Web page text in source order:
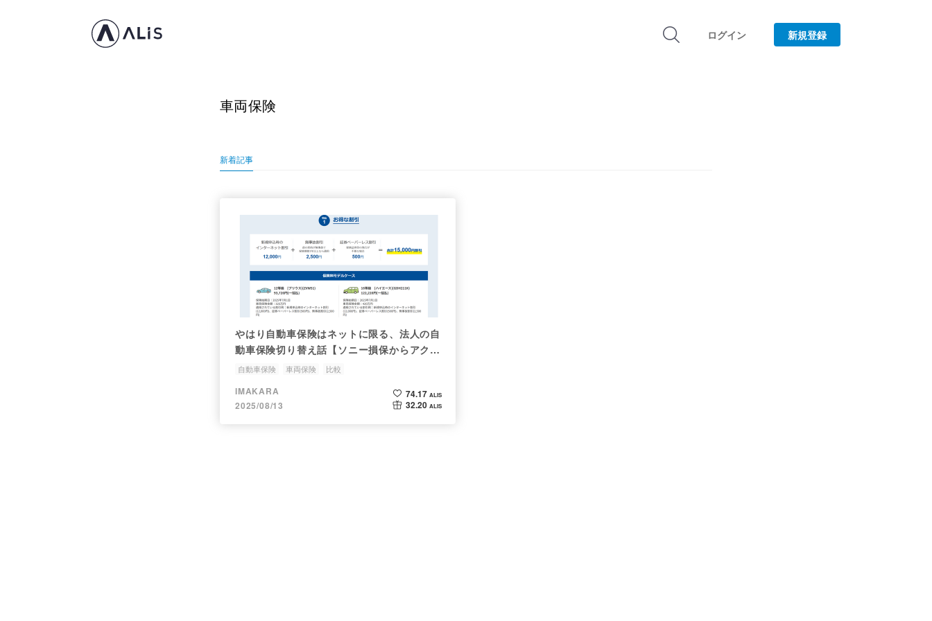
ログイン 新規登録
車両保険
新着記事
やはり自動車保険はネットに限る、法人の自
動車保険切り替え話【ソニー損保からアクサ
へ】
自動車保険 車両保険 比較
IMAKARA
2025/08/13
74.17 ALIS
32.20 ALIS